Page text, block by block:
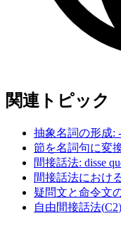
関連トピック
抽象名詞の形成: -
節を名詞句に変
間接話法: disse
間接話法におけ
疑問文と命令文
自由間接話法(C2)